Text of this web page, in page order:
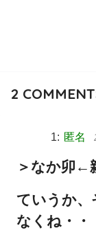
2
匿名
＞なか卯←
ていうか、
なくね・・